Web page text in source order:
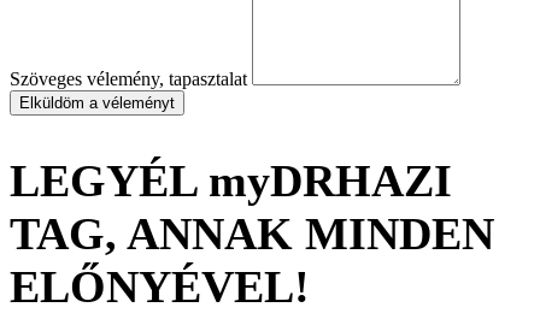
Szöveges vélemény, tapasztalat
Elküldöm a véleményt
LEGYÉL myDRHAZI
TAG, ANNAK MINDEN
ELŐNYÉVEL!